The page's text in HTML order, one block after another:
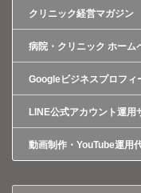
クリニック経営マガジン
病院・クリニック ホーム
Googleビジネスプロフィ
LINE公式アカウント運用
動画制作・YouTube運用